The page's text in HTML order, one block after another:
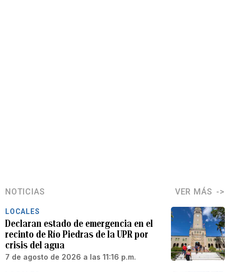
NOTICIAS VER MÁS
LOCALES
Declaran estado de emergencia en el
recinto de Río Piedras de la UPR por
crisis del agua
7 de agosto de 2026 a las 11:16 p.m.